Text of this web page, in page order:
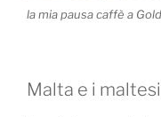
la mia pausa caffè a
Malta e i